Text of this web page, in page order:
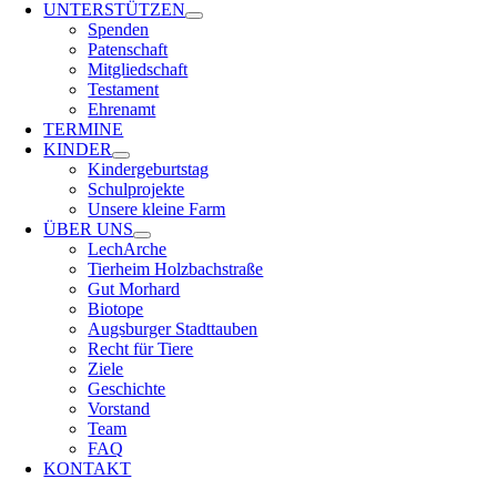
UNTERSTÜTZEN
Spenden
Patenschaft
Mitgliedschaft
Testament
Ehrenamt
TERMINE
KINDER
Kindergeburtstag
Schulprojekte
Unsere kleine Farm
ÜBER UNS
LechArche
Tierheim Holzbachstraße
Gut Morhard
Biotope
Augsburger Stadttauben
Recht für Tiere
Ziele
Geschichte
Vorstand
Team
FAQ
KONTAKT